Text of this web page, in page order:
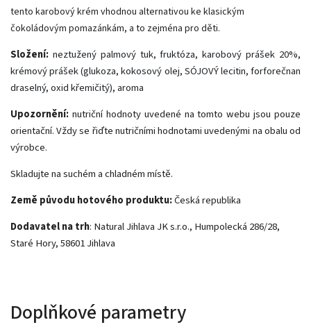
tento karobový krém vhodnou alternativou ke klasickým
čokoládovým pomazánkám, a to zejména pro děti.
Složení: neztužený palmový tuk, fruktóza, karobový prášek 20%,
krémový prášek (glukoza, kokosový olej, SÓJOVÝ lecitin, forforečnan
draselný, oxid křemičitý), aroma
Upozornění: nutriční hodnoty uvedené na tomto webu jsou pouze
orientační. Vždy se řiďte nutričními hodnotami uvedenými na obalu od
výrobce.
Skladujte na suchém a chladném místě.
Země původu hotového produktu:Česká republika
Dodavatel na trh: Natural Jihlava JK s.r.o., Humpolecká 286/28,
Staré Hory, 58601 Jihlava
Doplňkové parametry